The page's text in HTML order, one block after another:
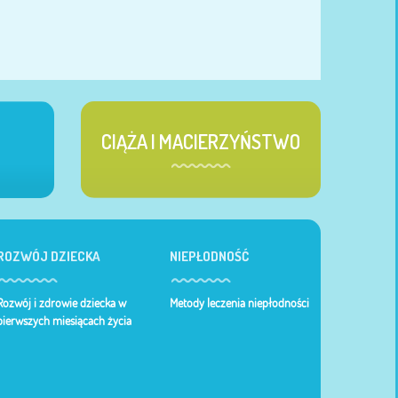
CIĄŻA I MACIERZYŃSTWO
DZIECKA
i zdrowie dziecka w
miesiącach życia
NIEPŁODNOŚĆ
Metody leczenia niepłodności